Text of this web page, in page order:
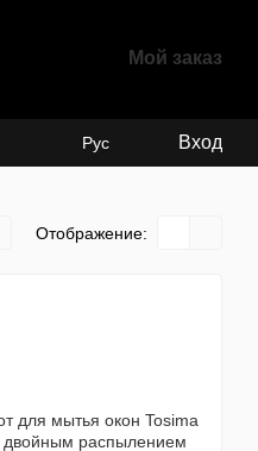
Мой заказ
Рус Вход
Отображение: